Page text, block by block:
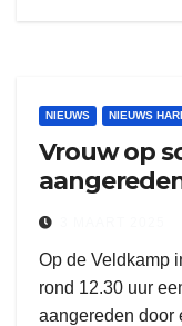
NIEUWS NIEUWS
Vrouw op
Op de Veldkamp
rond 12.30 uur
aangereden